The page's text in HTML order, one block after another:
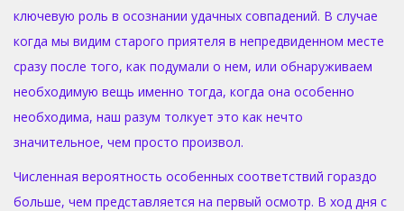
ключевую роль в осознании удачных совпадений. В случае
когда мы видим старого приятеля в непредвиденном месте
сразу после того, как подумали о нем, или обнаруживаем
необходимую вещь именно тогда, когда она особенно
необходима, наш разум толкует это как нечто
значительное, чем просто произвол.
Численная вероятность особенных соответствий гораздо
больше, чем представляется на первый осмотр. В ход дня с